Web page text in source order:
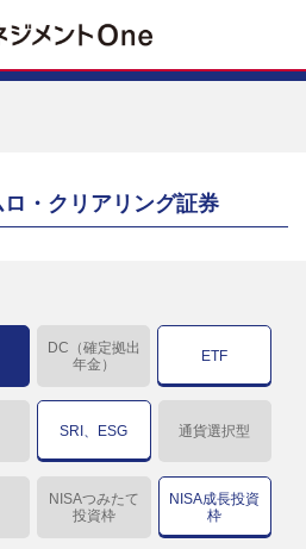
・クリアリング証券
DC（確定拠出
年金）
ETF
SRI、ESG 通貨選択型
NISAつみたて
投資枠
NISA成長投資
枠